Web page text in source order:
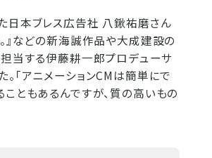
日本ブレス広告社 八鍬祐磨さん
』などの新海誠作品や大成建設の
当する伊藤耕一郎プロデューサ
「アニメーションCMは簡単にで
こともあるんですが、質の高いもの